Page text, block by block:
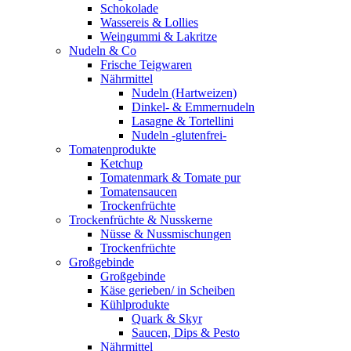
Schokolade
Wassereis & Lollies
Weingummi & Lakritze
Nudeln & Co
Frische Teigwaren
Nährmittel
Nudeln (Hartweizen)
Dinkel- & Emmernudeln
Lasagne & Tortellini
Nudeln -glutenfrei-
Tomatenprodukte
Ketchup
Tomatenmark & Tomate pur
Tomatensaucen
Trockenfrüchte
Trockenfrüchte & Nusskerne
Nüsse & Nussmischungen
Trockenfrüchte
Großgebinde
Großgebinde
Käse gerieben/ in Scheiben
Kühlprodukte
Quark & Skyr
Saucen, Dips & Pesto
Nährmittel